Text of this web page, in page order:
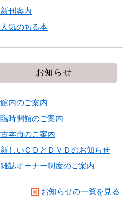
新刊案内
人気のある本
お知らせ
館内のご案内
臨時開館のご案内
古本市のご案内
新しいＣＤとＤＶＤのお知らせ
雑誌オーナー制度のご案内
お知らせの一覧を見る